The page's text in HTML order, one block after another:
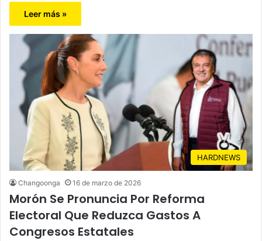
Leer más »
HARDNEWS
Changoonga 16 de marzo de 2026
Morón Se Pronuncia Por Reforma
Electoral Que Reduzca Gastos A
Congresos Estatales